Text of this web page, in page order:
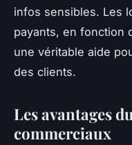
infos sensibles. Les
payants, en fonction
une véritable aide
des clients.
Les avantages
commerciaux